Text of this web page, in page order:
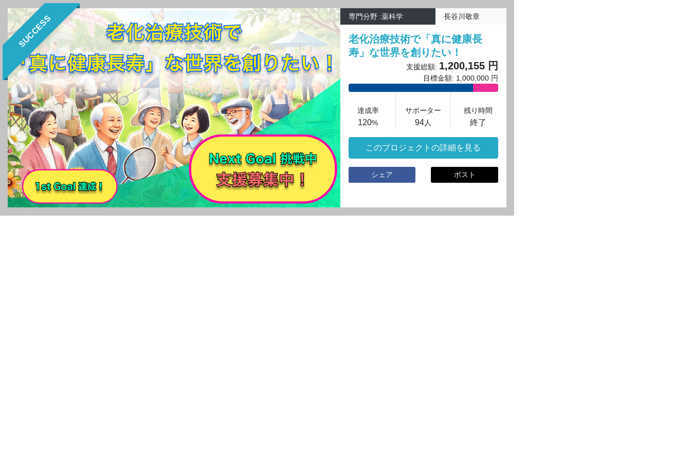
SUCCESS 専門分野 :薬科学 長谷川敬章
老化治療技術で「真に健康長
寿」な世界を創りたい！
支援総額: 1,200,155 円
目標金額: 1,000,000 円
達成率
120%
サポーター
94人
残り時間
終了
このプロジェクトの詳細を見る
シェア ポスト